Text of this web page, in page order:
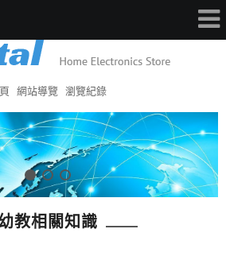
網站導覽 瀏覽紀錄
教相關知識